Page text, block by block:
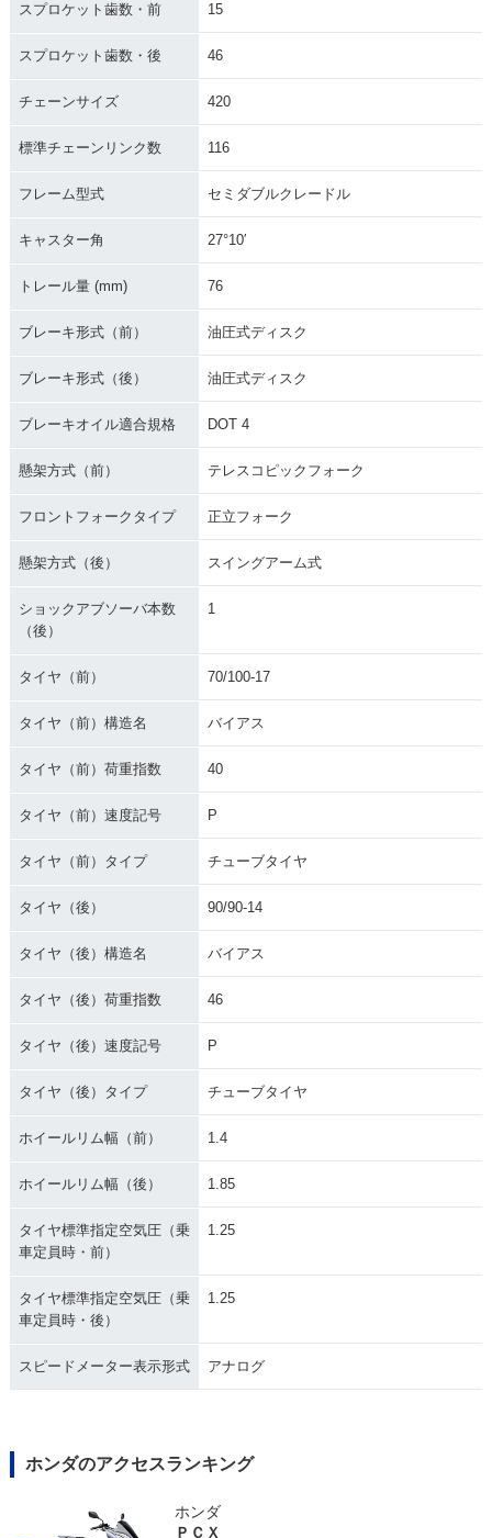
スプロケット歯数・前 15
スプロケット歯数・後 46
チェーンサイズ 420
標準チェーンリンク数 116
フレーム型式 セミダブルクレードル
キャスター角 27°10′
トレール量 (mm) 76
ブレーキ形式（前） 油圧式ディスク
ブレーキ形式（後） 油圧式ディスク
ブレーキオイル適合規格 DOT 4
懸架方式（前） テレスコピックフォーク
フロントフォークタイプ 正立フォーク
懸架方式（後） スイングアーム式
ショックアブソーバ本数
（後）
1
タイヤ（前） 70/100-17
タイヤ（前）構造名 バイアス
タイヤ（前）荷重指数 40
タイヤ（前）速度記号 P
タイヤ（前）タイプ チューブタイヤ
タイヤ（後） 90/90-14
タイヤ（後）構造名 バイアス
タイヤ（後）荷重指数 46
タイヤ（後）速度記号 P
タイヤ（後）タイプ チューブタイヤ
ホイールリム幅（前） 1.4
ホイールリム幅（後） 1.85
タイヤ標準指定空気圧（乗
車定員時・前）
1.25
タイヤ標準指定空気圧（乗
車定員時・後）
1.25
スピードメーター表示形式 アナログ
ホンダのアクセスランキング
ホンダ
ＰＣＸ